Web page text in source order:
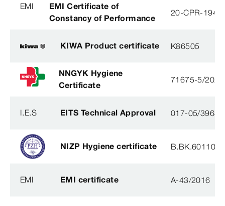
EMI
EMI Certificate of
Constancy of Performance
20-CPR-194-
KIWA Product certificate K86505
NNGYK Hygiene
Certificate
71675-5/
I.E.S EITS Technical Approval 017-05/3963-
NIZP Hygiene certificate
EMI EMI certificate A-43/2016